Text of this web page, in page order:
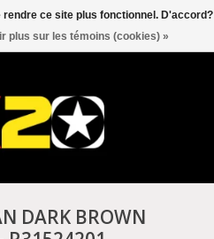
0 Articles - C$0.00
DARK BROWN
ce site plus fonctionnel. D'accord?
plus sur les témoins (cookies) »